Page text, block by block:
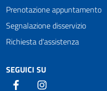
Prenotazione appuntamento
Segnalazione disservizio
Richiesta d'assistenza
SEGUICI SU
Facebook